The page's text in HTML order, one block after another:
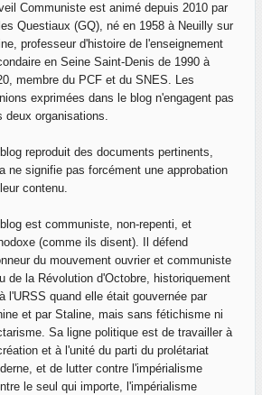
Communiste est animé depuis 2010 par
Questiaux (GQ), né en 1958 à Neuilly sur
professeur d'histoire de l'enseignement
en Seine Saint-Denis de 1990 à
membre du PCF et du SNES. Les
exprimées dans le blog n'engagent pas
deux organisations.
reproduit des documents pertinents,
ne signifie pas forcément une approbation
contenu.
est communiste, non-repenti, et
(comme ils disent). Il défend
du mouvement ouvrier et communiste
de la Révolution d'Octobre, historiquement
l'URSS quand elle était gouvernée par
et par Staline, mais sans fétichisme ni
Sa ligne politique est de travailler à
et à l'unité du parti du prolétariat
et de lutter contre l'impérialisme
le seul qui importe, l'impérialisme